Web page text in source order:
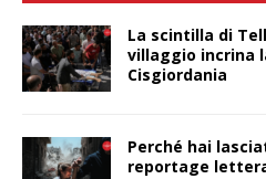
La scintilla di
villaggio incrina
Cisgiordania
Perché hai
reportage